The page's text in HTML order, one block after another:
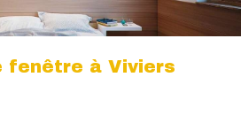
fenêtre à Viviers